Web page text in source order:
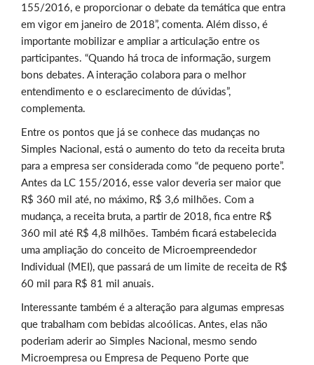
155/2016, e proporcionar o debate da temática que entra
em vigor em janeiro de 2018”, comenta. Além disso, é
importante mobilizar e ampliar a articulação entre os
participantes. “Quando há troca de informação, surgem
bons debates. A interação colabora para o melhor
entendimento e o esclarecimento de dúvidas”,
complementa.
Entre os pontos que já se conhece das mudanças no
Simples Nacional, está o aumento do teto da receita bruta
para a empresa ser considerada como “de pequeno porte”.
Antes da LC 155/2016, esse valor deveria ser maior que
R$ 360 mil até, no máximo, R$ 3,6 milhões. Com a
mudança, a receita bruta, a partir de 2018, fica entre R$
360 mil até R$ 4,8 milhões. Também ficará estabelecida
uma ampliação do conceito de Microempreendedor
Individual (MEI), que passará de um limite de receita de R$
60 mil para R$ 81 mil anuais.
Interessante também é a alteração para algumas empresas
que trabalham com bebidas alcoólicas. Antes, elas não
poderiam aderir ao Simples Nacional, mesmo sendo
Microempresa ou Empresa de Pequeno Porte que